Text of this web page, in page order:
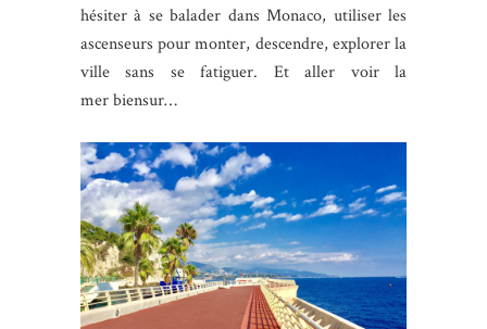
hésiter à se balader dans Monaco, utiliser les
ascenseurs pour monter, descendre, explorer la
ville sans se fatiguer. Et aller voir la
mer biensur…